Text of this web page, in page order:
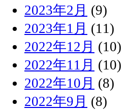
2023年2月 (9)
2023年1月 (11)
2022年12月 (10)
2022年11月 (10)
2022年10月 (8)
2022年9月 (8)